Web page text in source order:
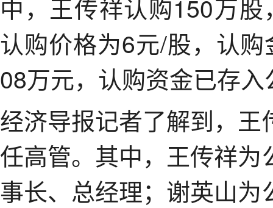
中，王传祥认购150万
认购价格为6元/股，认
08万元，认购资金已存
经济导报记者了解到，
任高管。其中，王传祥
事长、总经理；谢英山